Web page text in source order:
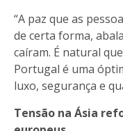
“A paz que as
de certa forma,
caíram. É natural
Portugal é uma
luxo, segurança e
Tensão na Ásia